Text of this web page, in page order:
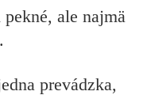
ale najmä
prevádzka,